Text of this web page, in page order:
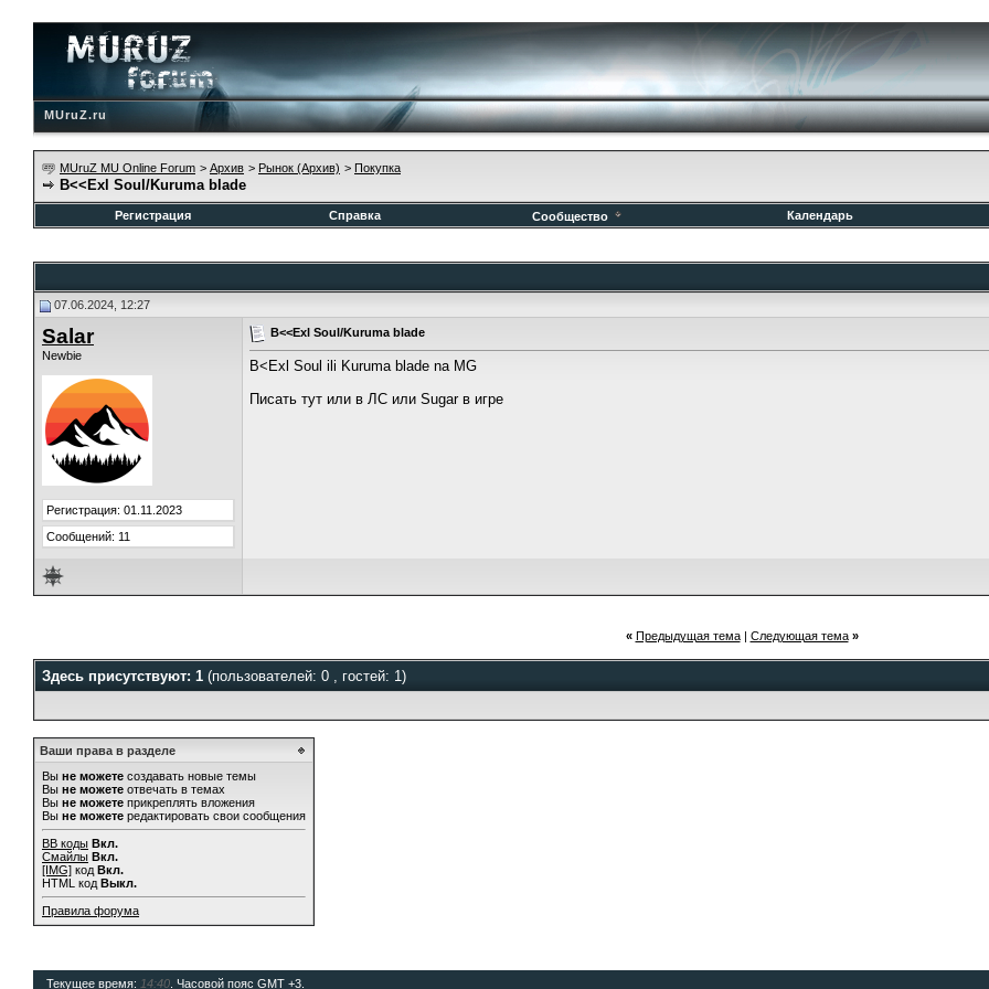
MUruZ.ru
MUruZ MU Online Forum > Архив > Рынок (Архив) > Покупка
B<<Exl Soul/Kuruma blade
Регистрация
Справка Сообщество Календарь
07.06.2024, 12:27
Salar
Newbie
Регистрация: 01.11.2023
Сообщений: 11
B<<Exl Soul/Kuruma blade
B<Exl Soul ili Kuruma blade na MG
Писать тут или в ЛС или Sugar в игре
« Предыдущая тема| Следующая тема »
Здесь присутствуют: 1 (пользователей: 0 , гостей: 1)
Ваши права в разделе
Вы не можете создавать новые темы
Вы не можете отвечать в темах
Вы не можете прикреплять вложения
Вы не можете редактировать свои сообщения
BB коды Вкл.
Смайлы Вкл.
[IMG] код Вкл.
HTML код Выкл.
Правила форума
Текущее время: 14:40 . Часовой пояс GMT +3.